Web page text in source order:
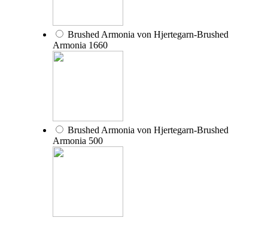
Brushed Armonia von Hjertegarn-Brushed
Armonia 1660
Brushed Armonia von Hjertegarn-Brushed
Armonia 500